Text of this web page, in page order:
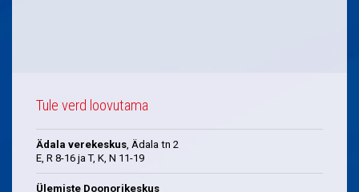
Tule verd loovutama
Ädala verekeskus, Ädala tn 2
E, R 8-16 ja T, K, N 11-19
Ülemiste Doonorikeskus